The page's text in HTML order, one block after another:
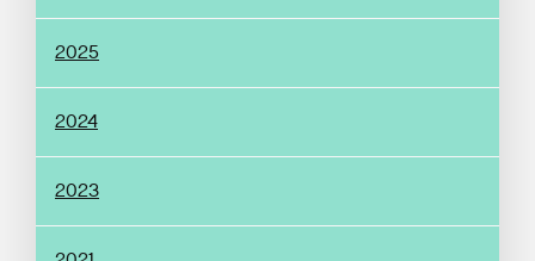
2025
2024
2023